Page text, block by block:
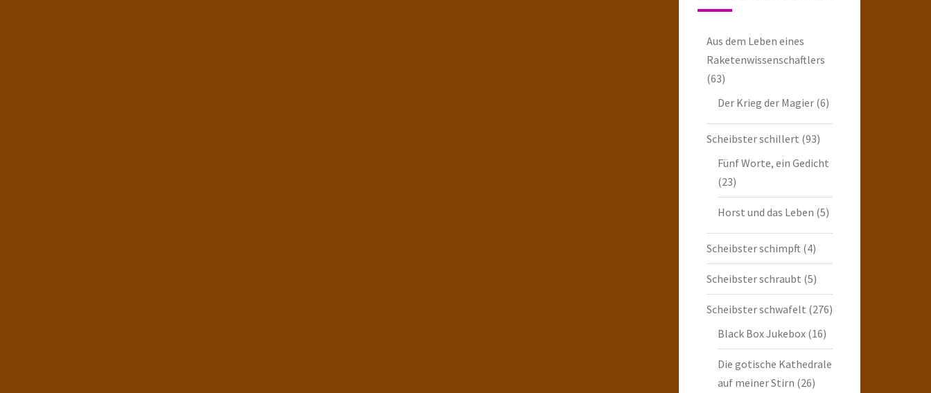
Aus dem Leben eines
Raketenwissenschaftlers
(63)
Der Krieg der Magier(6)
Scheibster schillert (93)
Fünf Worte, ein Gedicht
(23)
Horst und das Leben (5)
Scheibster schimpft (4)
Scheibster schraubt (5)
Scheibster schwafelt (276)
Black Box Jukebox(16)
Die gotische Kathedrale
auf meiner Stirn (26)